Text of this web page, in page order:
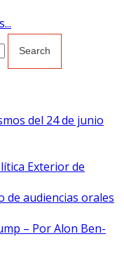
del 24 de junio
Exterior de
de audiencias orales
– Por Alon Ben-